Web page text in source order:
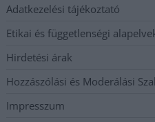
Adatkezelési tájékoztató
Etikai és függetlenségi
Hirdetési árak
Hozzászólási és Moderálási
Impresszum